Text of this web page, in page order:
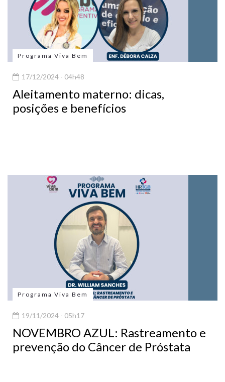
Programa Viva Bem
17/12/2024 - 04h48
Aleitamento materno: dicas,
posições e benefícios
Programa Viva Bem
19/11/2024 - 05h17
NOVEMBRO AZUL: Rastreamento e
prevenção do Câncer de Próstata